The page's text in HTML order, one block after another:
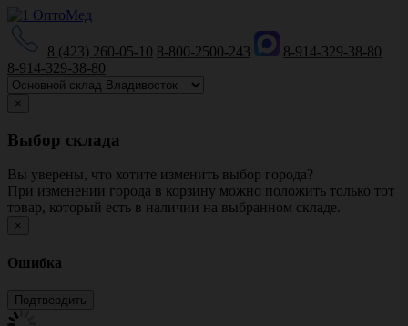
8 (423) 260-05-10 8-800-2500-243
8-914-329-38-80
8-914-329-38-80
×
Выбор склада
Вы уверены, что хотите изменить выбор города?
При изменении города в корзину можно положить только тот
товар, который есть в наличии на выбранном складе.
×
Ошибка